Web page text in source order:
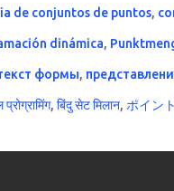
de conjuntos de puntos,
dinámica,
формы,
प्रोग्रामिंग,बिंदु सेट मिलान, ポイン